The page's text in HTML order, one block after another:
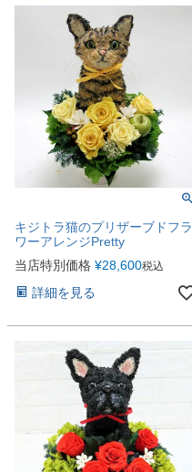
キジトラ猫のプリザーブドフラ
ワーアレンジPretty
当店特別価格 ¥28,600税込
詳細を見る